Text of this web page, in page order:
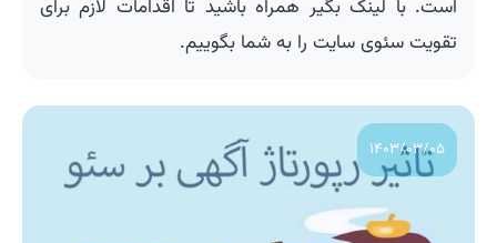
است. با لینک بگیر همراه باشید تا اقدامات لازم برای
تقویت سئوی سایت را به شما بگوییم.
۱۴۰۳/۰۳/۰۵